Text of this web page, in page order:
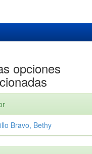
opciones
Bravo, Bethy